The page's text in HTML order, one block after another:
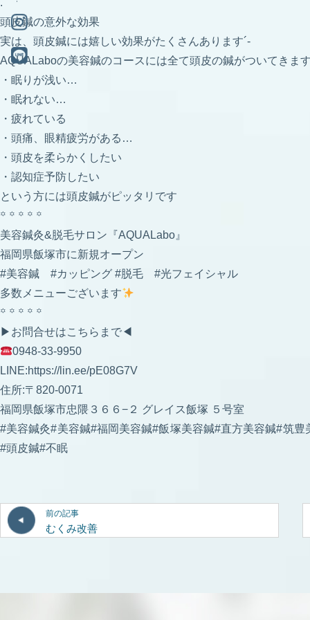
.
頭皮鍼の意外な効果
実は、頭皮鍼には嬉しい効果がたくさんあります´-
AQUALaboの美容鍼のコースには全て頭皮の鍼がついてきま
・眠りが浅い…
・眠れない…
・疲れている
・頭痛、眼精疲労がある…
・頭皮を柔らかくしたい
・認知症予防したい
という方には頭皮鍼がピッタリです
꙳ ꙳ ꙳ ꙳ ꙳
美容鍼灸&脱毛サロン『AQUALabo』
福岡県飯塚市に新規オープン
#美容鍼 #カッピング #脱毛 #光フェイシャル
多数メニューございます
꙳ ꙳ ꙳ ꙳ ꙳
▶︎お問合せはこちらまで◀︎
0948-33-9950
LINE:https://lin.ee/pE08G7V
住所:〒820-0071
福岡県飯塚市忠隈３６６−２ グレイス飯塚 ５号室
#美容鍼灸#美容鍼#福岡美容鍼#飯塚美容鍼#直方美容鍼#筑
#頭皮鍼#不眠
前の記事
むくみ改善